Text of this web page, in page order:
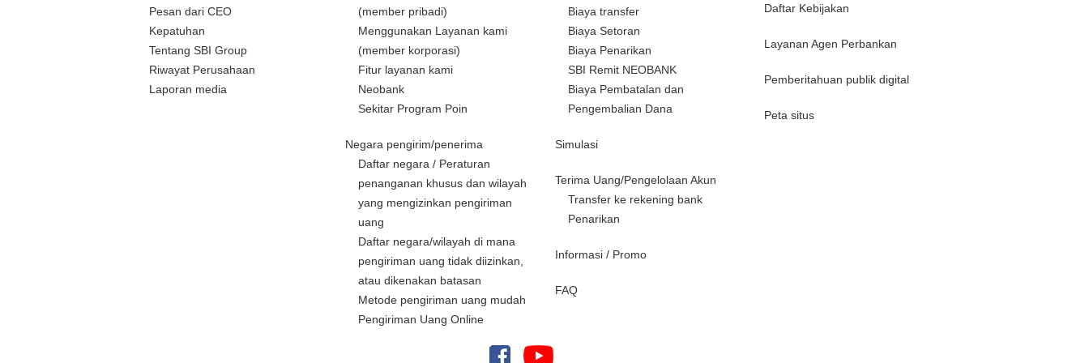
Pesan dari CEO
Kepatuhan
Tentang SBI Group
Riwayat Perusahaan
Laporan media
(member pribadi)
Menggunakan Layanan kami
(member korporasi)
Fitur layanan kami
Neobank
Sekitar Program Poin
Negara pengirim/penerima
Daftar negara / Peraturan
penanganan khusus dan wilayah
yang mengizinkan pengiriman
uang
Daftar negara/wilayah di mana
pengiriman uang tidak diizinkan,
atau dikenakan batasan
Metode pengiriman uang mudah
Pengiriman Uang Online
Biaya transfer
Biaya Setoran
Biaya Penarikan
SBI Remit NEOBANK
Biaya Pembatalan dan
Pengembalian Dana
Simulasi
Terima Uang/Pengelolaan Akun
Transfer ke rekening bank
Penarikan
Informasi / Promo
FAQ
Daftar Kebijakan
Layanan Agen Perbankan
Pemberitahuan publik digital
Peta situs